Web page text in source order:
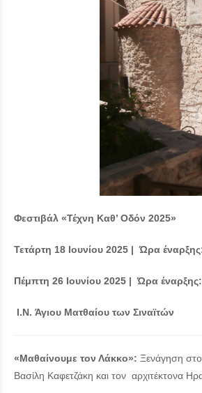
Φεστιβάλ «Τέχνη Καθ’ Οδόν 2025»
Τετάρτη 18 Ιουνίου2025| Ώρα
Πέμπτη 26 Ιουνίου2025 | Ώρα
Ι.Ν. Άγιου Ματθαίου των Σιναϊτών
«Μαθαίνουμε τον Λάκκο»: Ξενάγηση
Βασίλη Καφετζάκη και τον αρχιτέκτονα